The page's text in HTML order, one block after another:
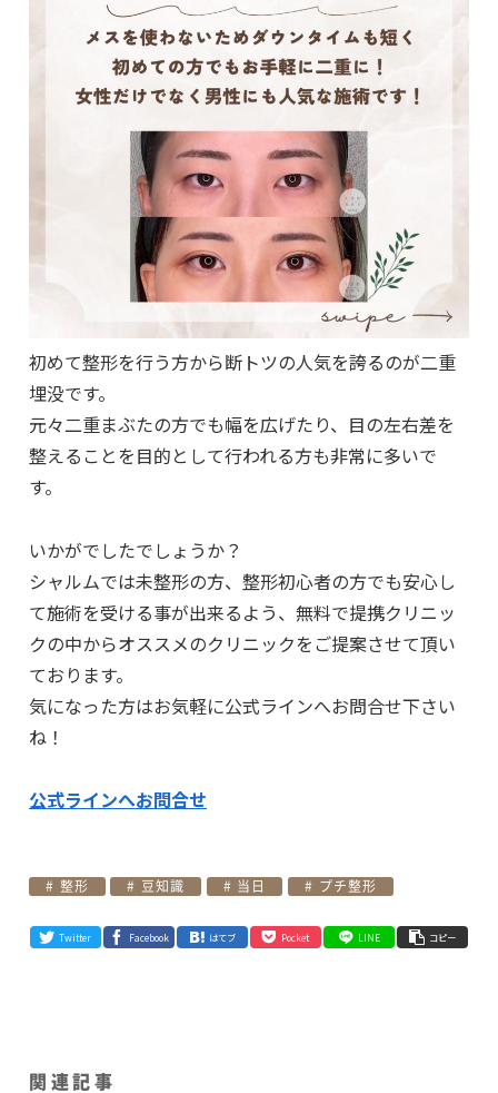
初めて整形を行う方から断トツの人気を誇るのが二重
埋没です。
元々二重まぶたの方でも幅を広げたり、目の左右差を
整えることを目的として行われる方も非常に多いで
す。
いかがでしたでしょうか？
シャルムでは未整形の方、整形初心者の方でも安心し
て施術を受ける事が出来るよう、無料で提携クリニッ
クの中からオススメのクリニックをご提案させて頂い
ております。
気になった方はお気軽に公式ラインへお問合せ下さい
ね！
公式ラインへお問合せ
整形 豆知識 当日 プチ整形
Twitter Facebook はてブ Pocket LINE コピー
関連記事